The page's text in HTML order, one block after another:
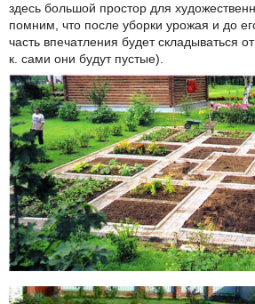
здесь большой простор для
помним, что после уборки урожая и до
часть впечатления будет складываться
к. сами они будут пустые).